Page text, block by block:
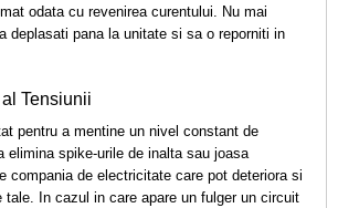
odata cu revenirea curentului. Nu mai
deplasati pana la unitate si sa o reporniti in
Tensiunii
pentru a mentine un nivel constant de
elimina spike-urile de inalta sau joasa
compania de electricitate care pot deteriora si
tale. In cazul in care apare un fulger un circuit